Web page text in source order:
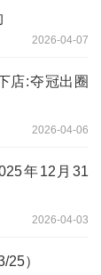
2026-04-07
店:夺冠出圈
2026-04-06
年12月31
2026-04-03
）